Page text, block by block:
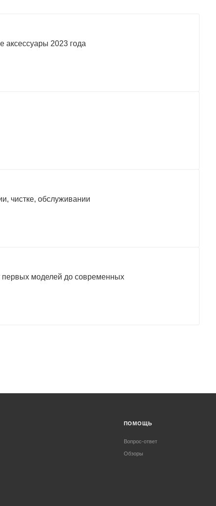
аксессуары 2023 года
чистке, обслуживании
первых моделей до современных
ПОМОЩЬ
Вопрос-ответ
Обзоры